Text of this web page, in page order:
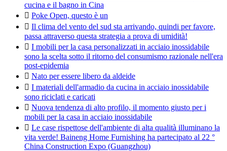
cucina e il bagno in Cina
 Poke Open, questo è un
 Il clima del vento del sud sta arrivando, quindi per favore,
passa attraverso questa strategia a prova di umidità!
 I mobili per la casa personalizzati in acciaio inossidabile
sono la scelta sotto il ritorno del consumismo razionale nell'era
post-epidemia
 Nato per essere libero da aldeide
 I materiali dell'armadio da cucina in acciaio inossidabile
sono riciclati e caricati
 Nuova tendenza di alto profilo, il momento giusto per i
mobili per la casa in acciaio inossidabile
 Le case rispettose dell'ambiente di alta qualità illuminano la
vita verde! Baineng Home Furnishing ha partecipato al 22 °
China Construction Expo (Guangzhou)